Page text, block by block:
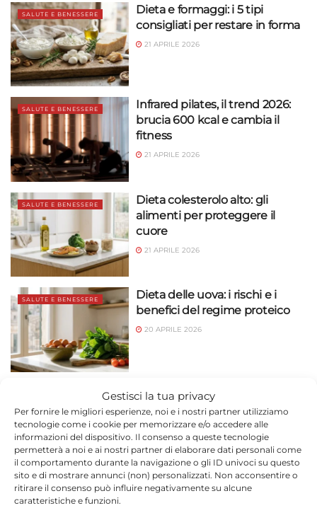
Gestisci la tua privacy
Per fornire le migliori esperienze, noi e i nostri partner utilizziamo
tecnologie come i cookie per memorizzare e/o accedere alle
informazioni del dispositivo. Il consenso a queste tecnologie
permetterà a noi e ai nostri partner di elaborare dati personali come
il comportamento durante la navigazione o gli ID univoci su questo
sito e di mostrare annunci (non) personalizzati. Non acconsentire o
ritirare il consenso può influire negativamente su alcune
caratteristiche e funzioni.
SALUTE E BENESSERE
Dieta e formaggi: i 5 tipi
consigliati per restare in forma
21 APRILE 2026
SALUTE E BENESSERE
Infrared pilates, il trend 2026:
brucia 600 kcal e cambia il
fitness
21 APRILE 2026
SALUTE E BENESSERE
Dieta colesterolo alto: gli
alimenti per proteggere il
cuore
21 APRILE 2026
SALUTE E BENESSERE
Dieta delle uova: i rischi e i
benefici del regime proteico
20 APRILE 2026
Ragusa e i segreti della Dieta
Mediterranea: ecco perché qui
si vive più a lungo
20 APRILE 2026
SALUTE E BENESSERE
Microplastiche nel cuore: rischi